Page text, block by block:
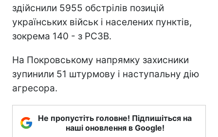
здійснили 5955 обстрілів позицій
українських військ і населених пунктів,
зокрема 140 - з РСЗВ.
На Покровському напрямку захисники
зупинили 51 штурмову і наступальну дію
агресора.
Не пропустіть головне! Підпишіться на
наші оновлення в Google!